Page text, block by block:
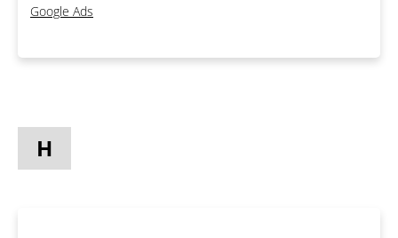
Google Ads
H